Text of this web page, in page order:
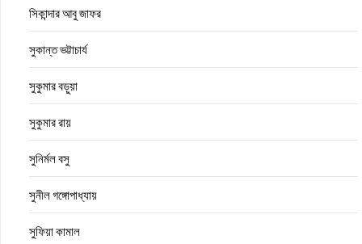
সিকান্দার আবু জাফর
সুকান্ত ভট্টাচার্য
সুকুমার বড়ুয়া
সুকুমার রায়
সুনির্মল বসু
সুনীল গঙ্গোপাধ্যায়
সুফিয়া কামাল